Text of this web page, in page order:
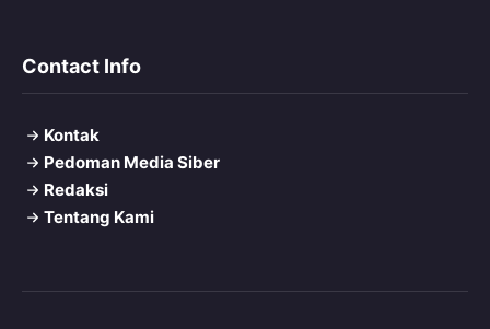
Contact Info
Kontak
Pedoman Media Siber
Redaksi
Tentang Kami